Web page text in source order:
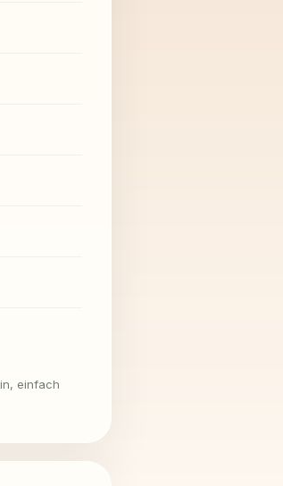
einfach